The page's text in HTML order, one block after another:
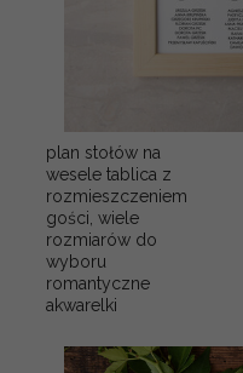
plan stołów na
wesele tablica z
rozmieszczeniem
gości, wiele
rozmiarów do
wyboru
romantyczne
akwarelki